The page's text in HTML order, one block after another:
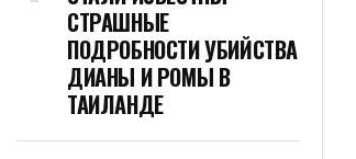
СТРАШНЫЕ
ПОДРОБНОСТИ УБИЙСТВА
ДИАНЫ И РОМЫ В
ТАИЛАНДЕ